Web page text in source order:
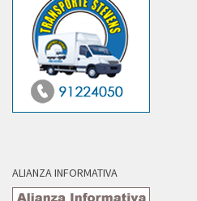
ALIANZA INFORMATIVA